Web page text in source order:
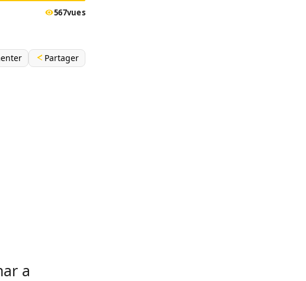
567vues
Partager
a